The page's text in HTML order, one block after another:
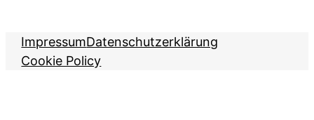
ImpressumDatenschutzerklärung
Cookie Policy